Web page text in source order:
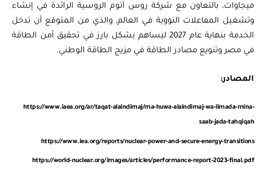
ميجاوات، بالتعاون مع شركة روس آتوم الروسية الرائدة في إنشاء
وتشغيل المفاعلات النووية في العالم، والذي من المتوقع أن تدخل
الخدمة بنهاية عام 2027 ليساهم بشكل بارز في تحقيق أمن الطاقة
في مصر وتنويع مصادر الطاقة في مزيج الطاقة الوطني.
المصادر:
https://www.iaea.org/ar/taqat-alaindimaj/ma-huwa-alaindimaj-wa-limada-mina-
saab-jada-tahqiqah
https://www.iea.org/reports/nuclear-power-and-secure-energy-transitions
https://world-nuclear.org/images/articles/performance-report-2023-final.pdf